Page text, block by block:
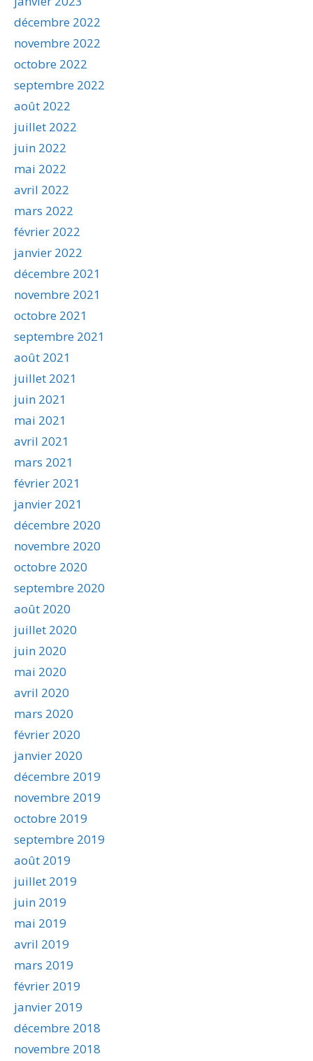
décembre 2022
novembre 2022
octobre 2022
septembre 2022
août 2022
juillet 2022
juin 2022
mai 2022
avril 2022
mars 2022
février 2022
janvier 2022
décembre 2021
novembre 2021
octobre 2021
septembre 2021
août 2021
juillet 2021
juin 2021
mai 2021
avril 2021
mars 2021
février 2021
janvier 2021
décembre 2020
novembre 2020
octobre 2020
septembre 2020
août 2020
juillet 2020
juin 2020
mai 2020
avril 2020
mars 2020
février 2020
janvier 2020
décembre 2019
novembre 2019
octobre 2019
septembre 2019
août 2019
juillet 2019
juin 2019
mai 2019
avril 2019
mars 2019
février 2019
janvier 2019
décembre 2018
novembre 2018